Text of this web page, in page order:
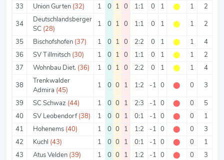
33
Union Gurten (32) 1 0 1 0 1:1 0 1 ⬤ 1 2
34
Deutschlandsberger
SC (28)
1 0 1 0 1:1 0 1 ⬤ 1 2
35
Bischofshofen (37) 1 0 1 0 2:2 0 1 ⬤ 1 4
36
SV Tillmitsch (30) 1 0 1 0 1:1 0 1 ⬤ 1 2
37
Wohnbau Diet. (36) 1 0 1 0 2:2 0 1 ⬤ 1 4
38
Trenkwalder
Admira (45)
1 0 0 1 1:2 -1 0 ⬤ 0 3
39
SC Schwaz (44) 1 0 0 1 2:3 -1 0 ⬤ 0 5
40
SV Leobendorf (38) 1 0 0 1 0:1 -1 0 ⬤ 0 1
41
Hohenems (40) 1 0 0 1 1:2 -1 0 ⬤ 0 3
42
Kuchl (43) 1 0 0 1 0:1 -1 0 ⬤ 0 1
43
Atus Velden (39) 1 0 0 1 1:2 -1 0 ⬤ 0 3